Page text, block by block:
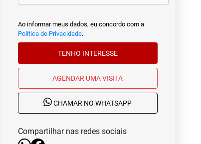
Ao informar meus dados, eu concordo com a
Política de Privacidade.
TENHO INTERESSE
AGENDAR UMA VISITA
CHAMAR NO WHATSAPP
Compartilhar nas redes sociais